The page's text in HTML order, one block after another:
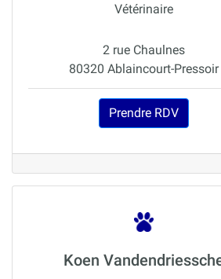
Vétérinaire
2 rue Chaulnes
80320 Ablaincourt-Pressoir
Prendre RDV
Koen